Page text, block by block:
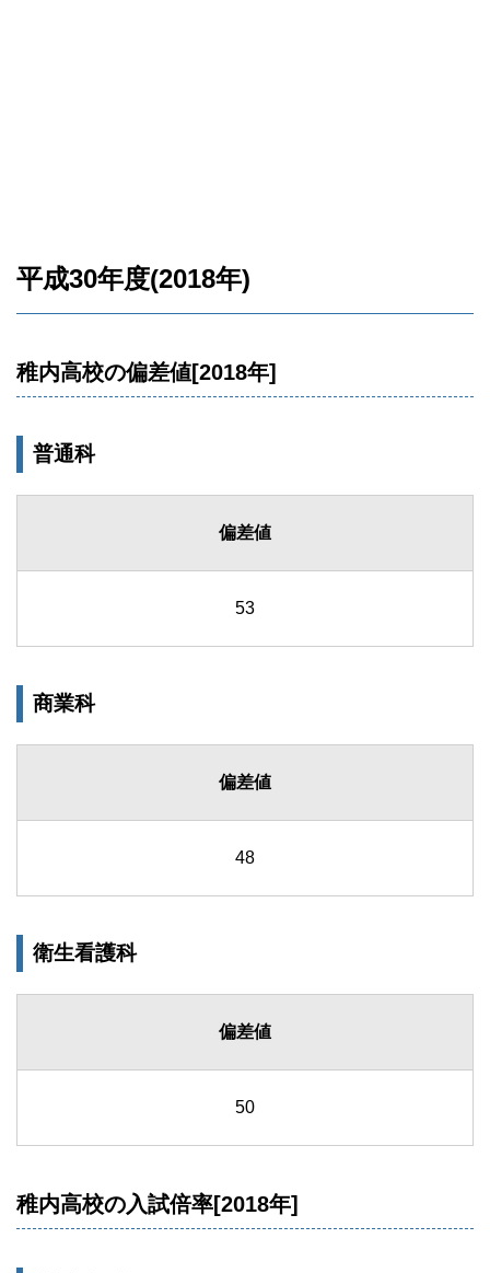
平成30年度(2018年)
稚内高校の偏差値[2018年]
普通科
偏差値
53
商業科
偏差値
48
衛生看護科
偏差値
50
稚内高校の入試倍率[2018年]